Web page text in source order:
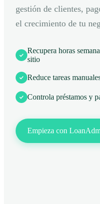
gestión de clientes,
el crecimiento de tu
Recupera horas
sitio
Reduce tareas
Controla préstamos y
Empieza con